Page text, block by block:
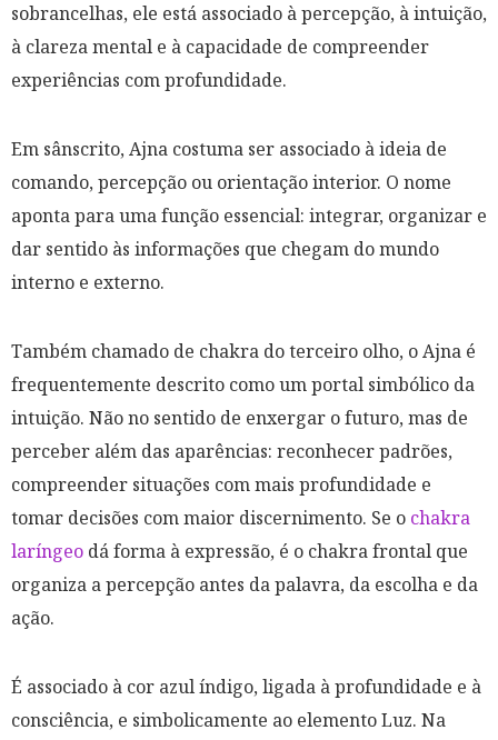
sobrancelhas, ele está associado à percepção, à intuição,
à clareza mental e à capacidade de compreender
experiências com profundidade.
Em sânscrito, Ajna costuma ser associado à ideia de
comando, percepção ou orientação interior. O nome
aponta para uma função essencial: integrar, organizar e
dar sentido às informações que chegam do mundo
interno e externo.
Também chamado de chakra do terceiro olho, o Ajna é
frequentemente descrito como um portal simbólico da
intuição. Não no sentido de enxergar o futuro, mas de
perceber além das aparências: reconhecer padrões,
compreender situações com mais profundidade e
tomar decisões com maior discernimento. Se o chakra
laríngeo dá forma à expressão, é o chakra frontal que
organiza a percepção antes da palavra, da escolha e da
ação.
É associado à cor azul índigo, ligada à profundidade e à
consciência, e simbolicamente ao elemento Luz. Na